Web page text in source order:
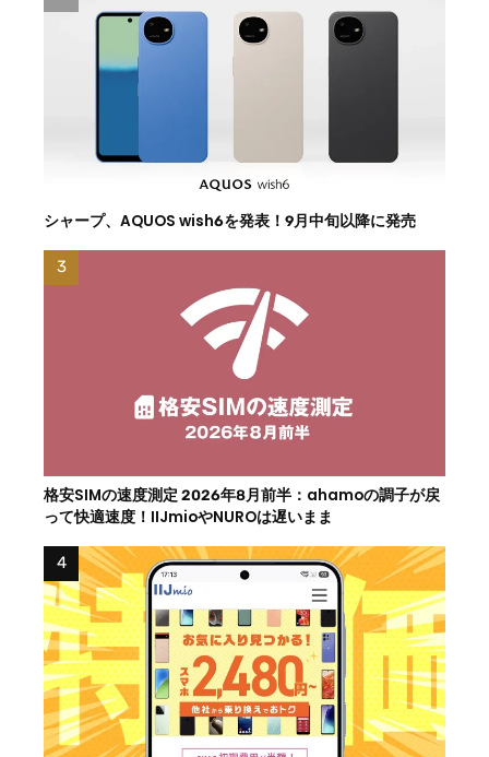
シャープ、AQUOS wish6を発表！9月中旬以降に発売
格安SIMの速度測定 2026年8月前半：ahamoの調子が戻
って快適速度！IIJmioやNUROは遅いまま